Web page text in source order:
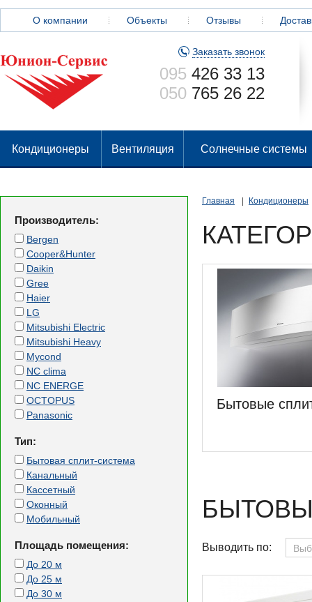
О компании Объекты Отзывы
Заказать звонок
095 426 33 13
050 765 26 22
Кондиционеры Вентиляция Солнечные системы
Главная Кондиционеры
Бытовые
Выводить по:
Производитель:
Bergen
Cooper&Hunter
Daikin
Gree
Haier
LG
Mitsubishi Electric
Mitsubishi Heavy
Mycond
NC clima
NC ENERGE
OCTOPUS
Panasonic
Тип:
Бытовая сплит-система
Канальный
Кассетный
Оконный
Мобильный
Площадь помещения:
До 20 м
До 25 м
До 30 м